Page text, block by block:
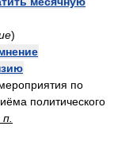
)
по
политического